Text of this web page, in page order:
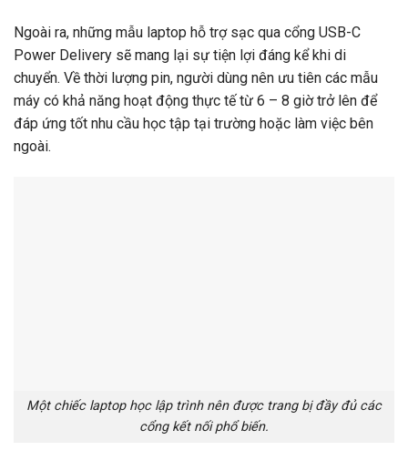
Ngoài ra, những mẫu laptop hỗ trợ sạc qua cổng USB-C
Power Delivery sẽ mang lại sự tiện lợi đáng kể khi di
chuyển. Về thời lượng pin, người dùng nên ưu tiên các mẫu
máy có khả năng hoạt động thực tế từ 6 – 8 giờ trở lên để
đáp ứng tốt nhu cầu học tập tại trường hoặc làm việc bên
ngoài.
Một chiếc laptop học lập trình nên được trang bị đầy đủ các
cổng kết nối phổ biến.